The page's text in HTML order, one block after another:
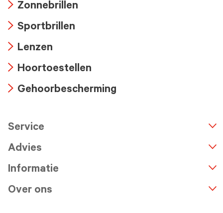
icon
icon
Zonnebrillen
icon
Sportbrillen
icon
Lenzen
icon
Hoortoestellen
Gehoorbescherming
Service
Advies
Informatie
Over ons